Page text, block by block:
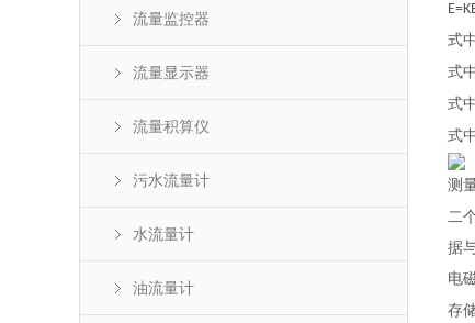
流量监控器
流量显示器
流量积算仪
污水流量计
水流量计
油流量计
式
式
式
式
测
二
据
电
存